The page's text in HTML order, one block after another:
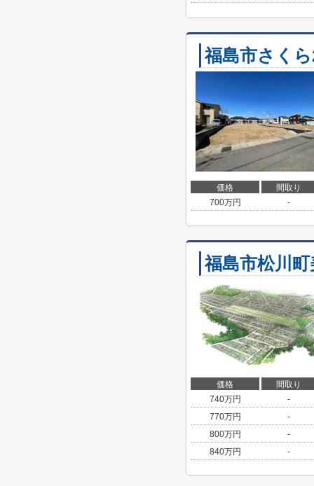
福島市さく
価格
間取り
700万円 -
福島市松川
価格
間取り
740万円
-
770万円
-
800万円
-
840万円 -